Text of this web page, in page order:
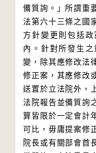
備質詢。」所謂重
法第六十三條之國
方針變更則包括
內。針對所發生
變，除其應修改法
修正案，其應修改
送置於立法院外，
法院報告並備質詢
算皆限於一定會計
可比，毋庸提案修
院長或有關部會首